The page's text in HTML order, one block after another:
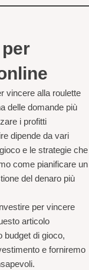
vincere alla roulette
delle domande più
i profitti
dipende da vari
e le strategie che
come pianificare un
del denaro più
per vincere
articolo
budget di gioco,
e forniremo